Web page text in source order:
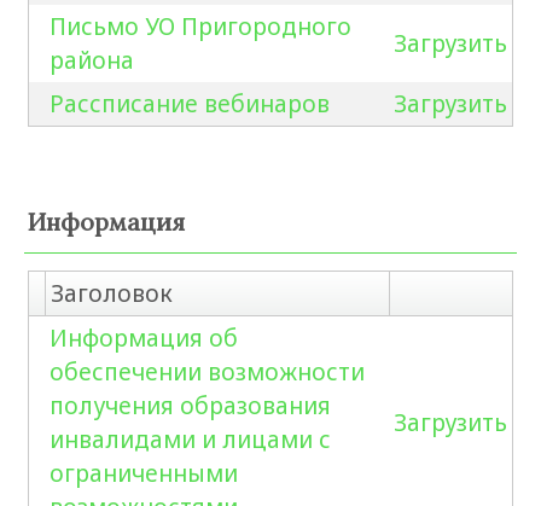
Письмо УО Пригородного
района
Загрузить
Рассписание вебинаров
Загрузить
Информация
Заголовок
Информация об
обеспечении возможности
получения образования
инвалидами и лицами с
ограниченными
Загрузить